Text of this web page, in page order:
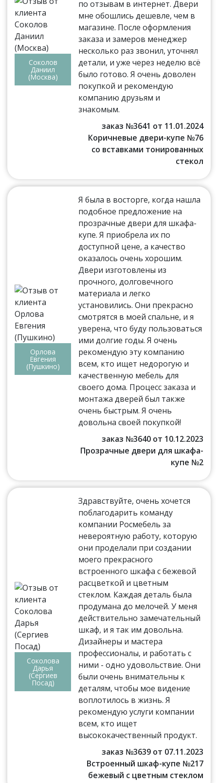
Соколов
Даниил
(Москва)
по отзывам в интернет. Двери
мне обошлись дешевле, чем в
магазине. После оформления
заказа и замеров менеджер
несколько раз звонил, уточнял
детали, и уже через неделю всё
было готово. Я очень доволен
покупкой и рекомендую
компанию друзьям и
знакомым.
заказ №3641 от 11.01.2024
Коричневые двери-купе №76
со вставками тонированных
стекол
Орлова
Евгения
(Пушкино)
Я была в восторге, когда нашла
подобное предложение на
прозрачные двери для шкафа-
купе. Я приобрела их по
доступной цене, а качество
оказалось очень хорошим.
Двери изготовлены из
прочного, долговечного
материала и легко
установились. Они прекрасно
смотрятся в моей спальне, и я
уверена, что буду пользоваться
ими долгие годы. Я очень
рекомендую эту компанию
всем, кто ищет недорогую и
качественную мебель для
своего дома. Процесс заказа и
монтажа дверей был также
очень быстрым. Я очень
довольна своей покупкой!
заказ №3640 от 10.12.2023
Прозрачные двери для шкафа-
купе №2
Соколова
Дарья
(Сергиев
Посад)
Здравствуйте, очень хочется
поблагодарить команду
компании Росмебель за
невероятную работу, которую
они проделали при создании
моего прекрасного
встроенного шкафа с бежевой
расцветкой и цветным
стеклом. Каждая деталь была
продумана до мелочей. У меня
действительно замечательный
шкаф, и я так им довольна.
Дизайнеры и мастера
профессионалы, и работать с
ними - одно удовольствие. Они
были очень внимательны к
деталям, чтобы мое видение
воплотилось в жизнь. Я
рекомендую услуги компании
всем, кто ищет
высококачественный продукт.
заказ №3639 от 07.11.2023
Встроенный шкаф-купе №217
бежевый с цветным стеклом